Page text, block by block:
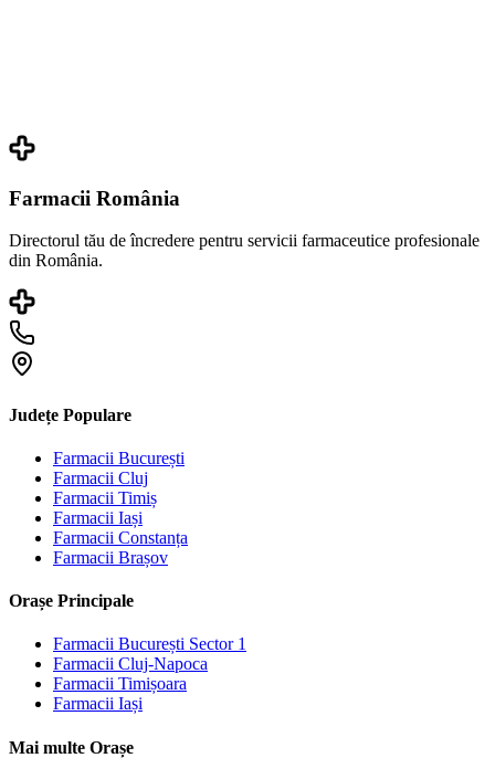
Farmacii România
Directorul tău de încredere pentru servicii farmaceutice profesionale
din România.
Județe Populare
Farmacii București
Farmacii Cluj
Farmacii Timiș
Farmacii Iași
Farmacii Constanța
Farmacii Brașov
Orașe Principale
Farmacii București Sector 1
Farmacii Cluj-Napoca
Farmacii Timișoara
Farmacii Iași
Mai multe Orașe